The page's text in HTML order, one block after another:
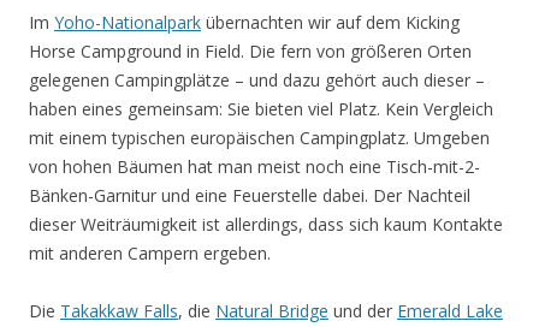
Im Yoho-Nationalpark übernachten wir auf dem Kicking
Horse Campground in Field. Die fern von größeren Orten
gelegenen Campingplätze – und dazu gehört auch dieser –
haben eines gemeinsam: Sie bieten viel Platz. Kein Vergleich
mit einem typischen europäischen Campingplatz. Umgeben
von hohen Bäumen hat man meist noch eine Tisch-mit-2-
Bänken-Garnitur und eine Feuerstelle dabei. Der Nachteil
dieser Weiträumigkeit ist allerdings, dass sich kaum Kontakte
mit anderen Campern ergeben.
Die Takakkaw Falls, die Natural Bridge und der Emerald Lake